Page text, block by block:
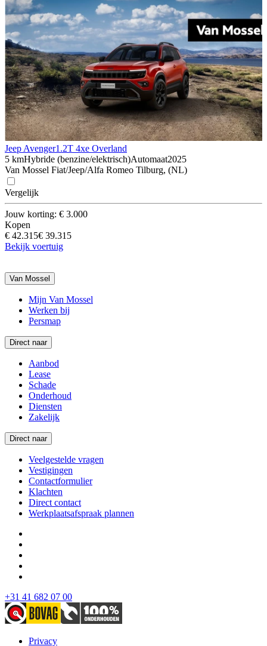
Jeep Avenger1.2T 4xe Overland
5 kmHybride (benzine/elektrisch)Automaat2025
Van Mossel Fiat/Jeep/Alfa Romeo Tilburg, (NL)
Vergelijk
Jouw korting: € 3.000
Kopen
€ 42.315€ 39.315
Bekijk voertuig
Van Mossel
Mijn Van Mossel
Werken bij
Persmap
Direct naar
Aanbod
Lease
Schade
Onderhoud
Diensten
Zakelijk
Direct naar
Veelgestelde vragen
Vestigingen
Contactformulier
Klachten
Direct contact
Werkplaatsafspraak plannen
+31 41 682 07 00
Privacy